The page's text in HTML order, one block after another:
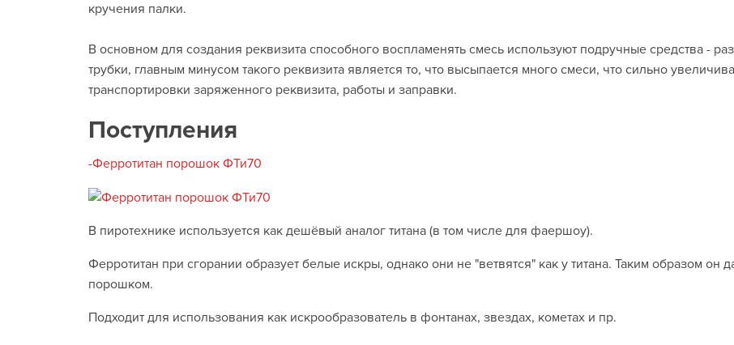
кручения палки.
В основном для создания реквизита способного воспламенять смесь используют подручные средства -
трубки, главным минусом такого реквизита является то, что высыпается много смеси, что сильно
транспортировки заряженного реквизита, работы и заправки.
Поступления
-Ферротитан порошок ФТи70
В пиротехнике используется как дешёвый аналог титана (в том числе для фаершоу).
Ферротитан при сгорании образует белые искры, однако они не "ветвятся" как у титана. Таким образом он
порошком.
Подходит для использования как искрообразователь в фонтанах, звездах, кометах и пр.